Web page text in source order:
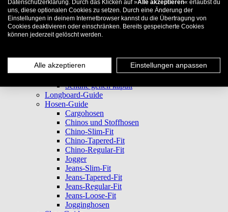
Shop Teams
Wiki
Skateboard-Guide
Care & Repair
Achsenstifte verschlissen - Mutter geht nicht
mehr drauf
Schuhe gehen kaputt
Longboard-Guide
Hosen-Guide
Cargohosen
Chinos und Stoffhosen
Chino-Slim-Fit
Chino-Tapered-Fit
Chino-Regular-Fit
Jogger
Jeans-Slim-Fit
Jeans-Tapered-Fit
Jeans-Regular-Fit
Jeans-Loose-Fit
Jogginghosen
Datenschutzerklärung. Durch das Klicken auf »Alle akzeptieren« erlaubst du
uns, diese optionalen Cookies zu setzen. Durch eine Änderung der
Einstellungen in deinem Internetbrowser kannst du die Übertragung von
Cookies deaktivieren oder einschränken. Bereits gespeicherte Cookies
können jederzeit gelöscht werden.
Alle akzeptieren Einstellungen anpassen